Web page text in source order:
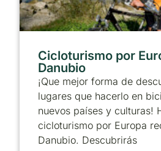
Cicloturismo por
Danubio
¡Que mejor forma de
lugares que hacerlo en
nuevos países y culturas!
cicloturismo por Europa
Danubio. Descubrirás